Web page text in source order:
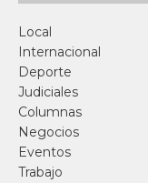
Local
Internacional
Deporte
Judiciales
Columnas
Negocios
Eventos
Trabajo